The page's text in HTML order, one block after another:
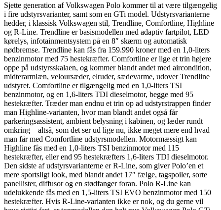
Sjette generation af Volkswagen Polo kommer til at være tilgængelig
i fire udstyrsvarianter, samt som en GTi model. Udstyrsvarianterne
hedder, i klassisk Volkswagen stil, Trendline, Comfortline, Highline
og R-Line. Trendline er basismodellen med adaptiv fartpilot, LED
kørelys, infotainmentsystem på en 8″ skærm og automatisk
nødbremse. Trendline kan fås fra 159.990 kroner med en 1,0-liters
benzinmotor med 75 hestekræfter. Comfortline er lige et trin højere
oppe på udstyrsskalaen, og kommer blandt andet med aircondition,
midterarmlæn, veloursæder, elruder, sædevarme, udover Trendline
udstyret. Comfortline er tilgængelig med en 1,0-liters TSI
benzinmotor, og en 1,6-liters TDI dieselmotor, begge med 95
hestekræfter. Træder man endnu et trin op ad udstyrstrappen finder
man Highline-varianten, hvor man blandt andet også får
parkeringsassistent, ambient belysning i kabinen, og læder rundt
omkring – altså, som det ser ud lige nu, ikke meget mere end hvad
man får med Comfortline udstyrsmodellen. Motormæssigt kan
Highline fås med en 1,0-liters TSI benzinmotor med 115
hestekræfter, eller end 95 hestekræfters 1,6-liters TDI dieselmotor.
Den sidste af udstyrsvarianterne er R-Line, som giver Polo’en et
mere sportsligt look, med blandt andet 17″ fælge, tagspoiler, sorte
panellister, diffusor og en stødfanger foran. Polo R-Line kan
udelukkende fås med en 1,5-liters TSI EVO benzinmotor med 150
hestekræfter. Hvis R-Line-varianten ikke er nok, og du gerne vil